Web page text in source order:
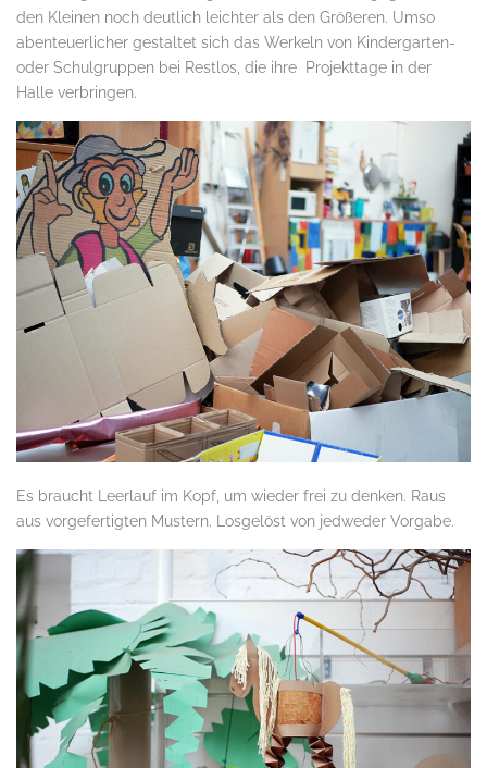
den Kleinen noch deutlich leichter als den Größeren. Umso
abenteuerlicher gestaltet sich das Werkeln von Kindergarten-
oder Schulgruppen bei Restlos, die ihre Projekttage in der
Halle verbringen.
Es braucht Leerlauf im Kopf, um wieder frei zu denken. Raus
aus vorgefertigten Mustern. Losgelöst von jedweder Vorgabe.